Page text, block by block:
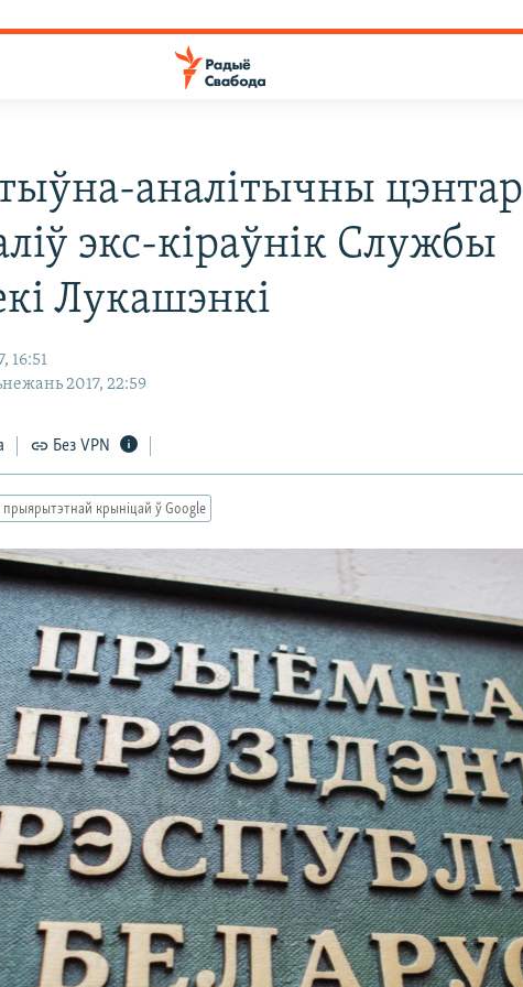
аналітычны цэнтар
экс-кіраўнік Службы
Лукашэнкі
16:51
2017, 22:59
Без VPN
прыярытэтнай крыніцай ў Google